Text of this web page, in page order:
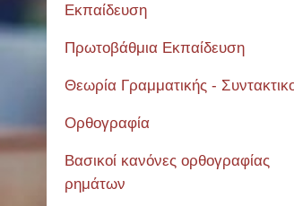
Εκπαίδευση
Πρωτοβάθμια Εκπαίδευση
Θεωρία Γραμματικής -
Ορθογραφία
Βασικοί κανόνες ορθογραφίας
ρημάτων